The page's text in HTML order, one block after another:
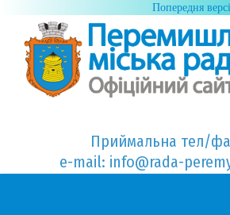
Попередня
Приймальна тел/
e-mail: info@rada-